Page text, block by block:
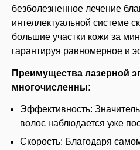
безболезненное лечение
интеллектуальной системе
большие участки кожи за
гарантируя равномерное и
Преимущества лазерной
многочисленны:
Эффективность:
волос наблюдается уже
Скорость: Благодаря